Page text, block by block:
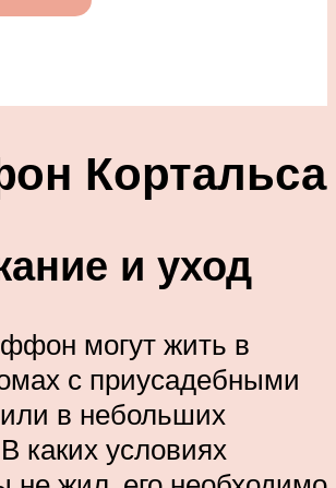
Кортальса
и уход
могут жить в
с приусадебными
в небольших
каких условиях